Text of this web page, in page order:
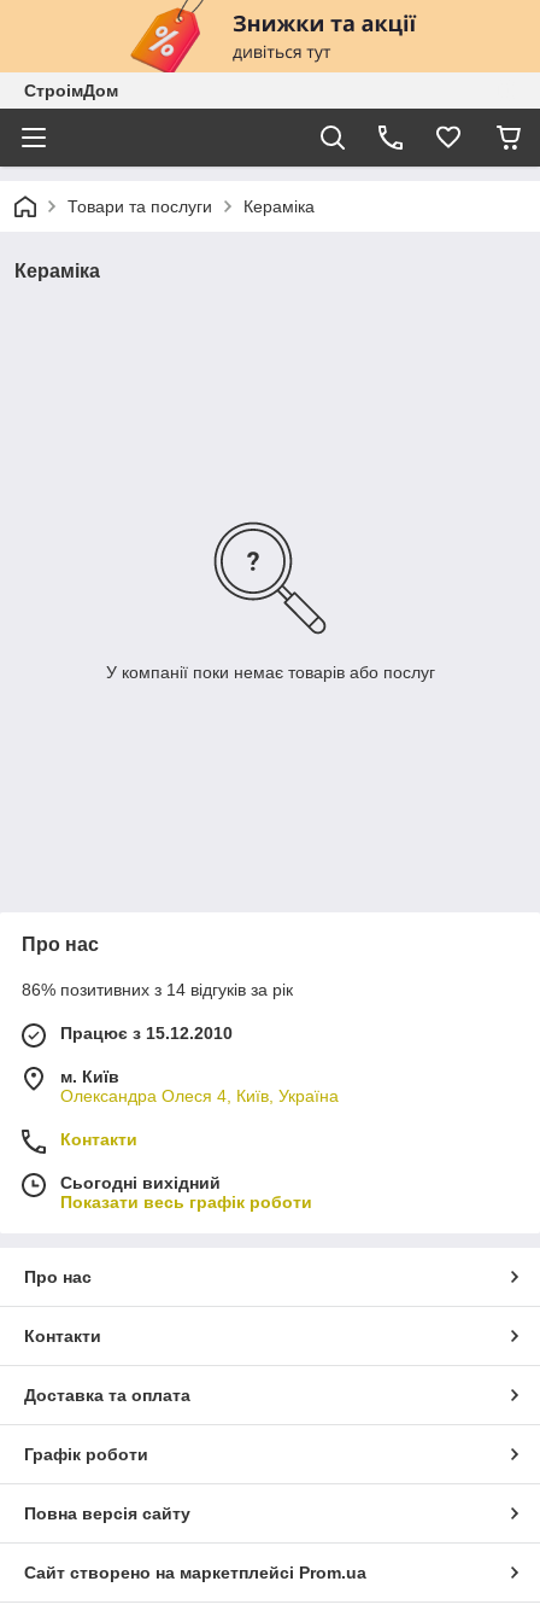
СтроімДом
Товари та послуги Кераміка
Кераміка
У компанії поки немає товарів або послуг
Про нас
86% позитивних з 14 відгуків за рік
Працює з 15.12.2010
м. Київ
Олександра Олеся 4, Київ, Україна
Контакти
Сьогодні вихідний
Показати весь графік роботи
Про нас
Контакти
Доставка та оплата
Графік роботи
Повна версія сайту
Сайт створено на маркетплейсі Prom.ua